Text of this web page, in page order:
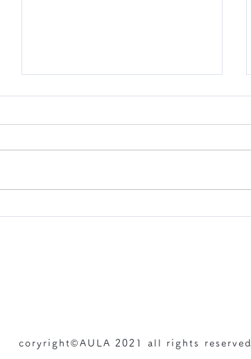
8月シーズンネイルのご紹介♪
coryright© AULA 2021 all rights reserved